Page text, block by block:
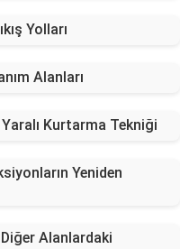
Yolları
Alanları
Kurtarma Tekniği
Yeniden
Alanlardaki